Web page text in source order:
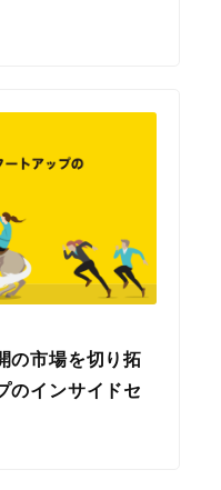
の市場を切り拓
のインサイドセ